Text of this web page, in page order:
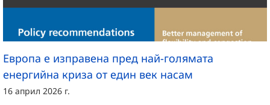
Европа е изправена пред най-голямата
енергийна криза от един век насам
16 април 2026 г.